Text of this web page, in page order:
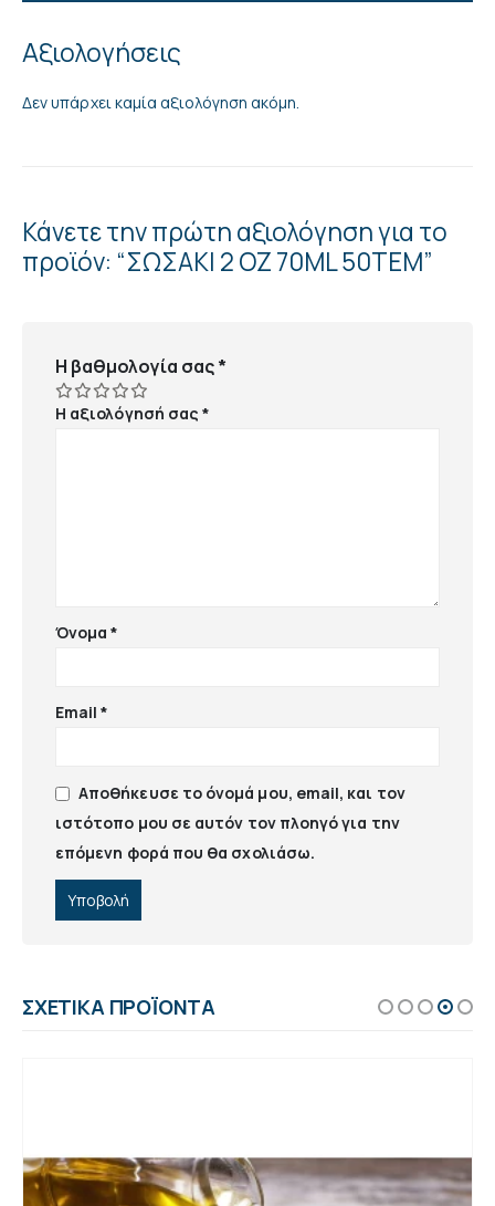
Αξιολογήσεις
Δεν υπάρχει καμία αξιολόγηση ακόμη.
Κάνετε την πρώτη αξιολόγηση για το
προϊόν: “ΣΩΣΑΚΙ 2 ΟΖ 70ML 50ΤΕΜ”
Η βαθμολογία σας*
Η αξιολόγησή σας*
Όνομα*
Email*
Αποθήκευσε το όνομά μου, email, και τον
ιστότοπο μου σε αυτόν τον πλοηγό για την
επόμενη φορά που θα σχολιάσω.
ΣΧΕΤΙΚΆ ΠΡΟΪΌΝΤΑ